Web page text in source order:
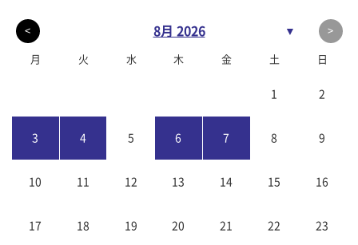
< 8月 2026 ▼ >
月 火 水 木 金 土 日
1 2
3 4 5 6 7 8 9
10 11 12 13 14 15 16
17 18 19 20 21 22 23